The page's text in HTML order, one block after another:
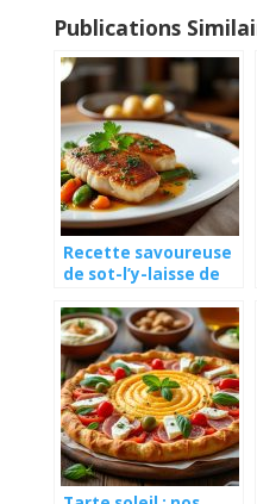
Publications
Recette savoureuse
de sot-l’y-laisse de